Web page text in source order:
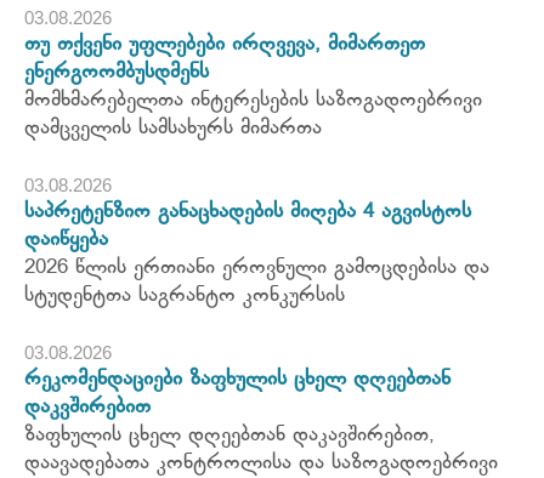
03.08.2026
თუ თქვენი უფლებები ირღვევა, მიმართეთ
ენერგოომბუსდმენს
მომხმარებელთა ინტერესების საზოგადოებრივი
დამცველის სამსახურს მიმართა
03.08.2026
საპრეტენზიო განაცხადების მიღება 4 აგვისტოს
დაიწყება
2026 წლის ერთიანი ეროვნული გამოცდებისა და
სტუდენტთა საგრანტო კონკურსის
03.08.2026
რეკომენდაციები ზაფხულის ცხელ დღეებთან
დაკვშირებით
ზაფხულის ცხელ დღეებთან დაკავშირებით,
დაავადებათა კონტროლისა და საზოგადოებრივი